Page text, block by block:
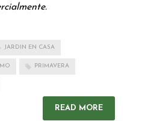
JARDIN EN CASA
PRIMAVERA
READ MORE